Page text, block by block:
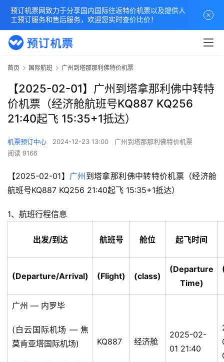
首页 国际航班 广州到塔那那利佛特价机票
【2025-02-01】广州到塔拿那利佛中转特
价机票（经济舱航班号KQ887 KQ256
21:40起飞 15:35+1抵达）
机票预订中心 2024-12-23 13:00
广州到塔那那利佛特价机票
阅读 9166
【2025-02-01】 广州 到塔拿那利佛中转特价机票（经济舱
航班号KQ887 KQ256 21:40起飞 15:35+1抵达）
1、航班行程信息
出发/到达 航班号 舱位 起飞时间
(Departure/Arrival) (Flight) (class)
(Departure
Time)
广州 — 内罗毕
(白云国际机场 — 焦
莫肯亚塔国际机场)
KQ887 经济舱
2025-02-
01 21:40
预订机票网致力于分享国内国际往返特价机票以及提供人
工预订服务和售后服务，欢迎您实时查价比价！